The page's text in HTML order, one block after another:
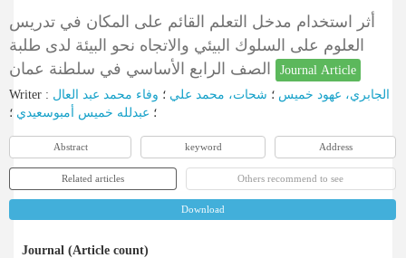
أثر استخدام مدخل التعلم القائم على المكان في تدريس
العلوم على السلوك البيئي والاتجاه نحو البيئة لدى طلبة
Journal Article
Writer : الجابري، عهود خميس ؛ شحات، محمد علي ؛ وفاء محمد عبد العال
؛ عبدلله خميس أمبوسعيدي ؛
Abstract keyword Address
Related articles Others recommend to see
Download
Journal (Article count)